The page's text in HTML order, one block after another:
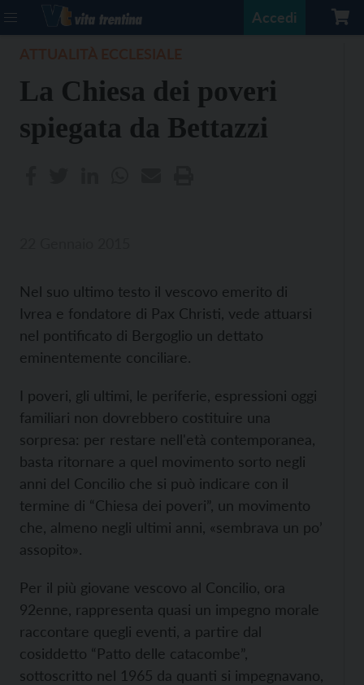
Accedi
La Chiesa dei poveri
spiegata da Bettazzi
Nel suo ultimo testo il vescovo emerito di
Ivrea e fondatore di Pax Christi, vede attuarsi
nel pontificato di Bergoglio un dettato
eminentemente conciliare.
I poveri, gli ultimi, le periferie, espressioni oggi
familiari non dovrebbero costituire una
sorpresa: per restare nell'età contemporanea,
basta ritornare a quel movimento sorto negli
anni del Concilio che si può indicare con il
termine di “Chiesa dei poveri”, un movimento
che, almeno negli ultimi anni, «sembrava un po’
assopito».
Per il più giovane vescovo al Concilio, ora
92enne, rappresenta quasi un impegno morale
raccontare quegli eventi, a partire dal
cosiddetto “Patto delle catacombe”,
sottoscritto nel 1965 da quanti si impegnavano,